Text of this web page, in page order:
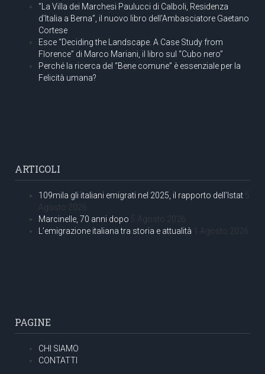
“La Villa dei Marchesi Paulucci di Calboli, Residenza
d’Italia a Berna”, il nuovo libro dell’Ambasciatore Gaetano
Cortese
Esce “Deciding the Landscape. A Case Study from
Florence” di Marco Mariani, il libro sul “Cubo nero”
Perché la ricerca del “Bene comune” è essenziale per la
Felicità umana?
ARTICOLI
109mila gli italiani emigrati nel 2025, il rapporto dell’Istat 5
Agosto 2026
Marcinelle, 70 anni dopo 5 Agosto 2026
L’emigrazione italiana tra storia e attualità 1 Agosto 2026
PAGINE
CHI SIAMO
CONTATTI